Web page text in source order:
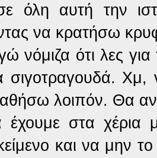
όλη αυτή την
να κρατήσω
νόμιζα ότι λες
σιγοτραγουδά.
λοιπόν. Θα
στα χέρια
και να μην